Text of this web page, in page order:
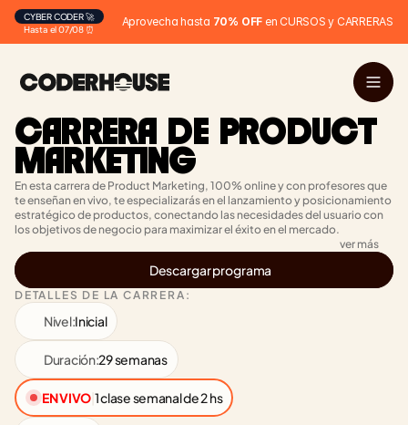
Hasta el 07/08 ⏰
CYBER CODER 🚀 Aprovecha hasta 70% OFF en CURSOS y CARRERAS
CARRERA DE PRODUCT
MARKETING
En esta carrera de Product Marketing, 100% online y con profesores que
te enseñan en vivo, te especializarás en el lanzamiento y posicionamiento
estratégico de productos, conectando las necesidades del usuario con
los objetivos de negocio para maximizar el éxito en el mercado.
ver más
Descargar programa
DETALLES DE LA CARRERA:
Nivel:Inicial
Duración:29 semanas
EN VIVO 1 clase semanal de 2 hs